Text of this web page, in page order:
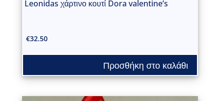
Leonidas χάρτινο κουτί Dora valentine’s
€32.50
Προσθήκη στο καλάθι